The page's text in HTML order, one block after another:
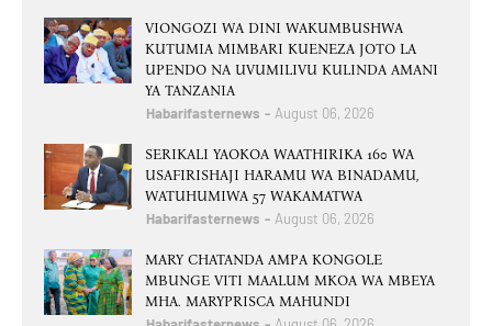
VIONGOZI WA DINI WAKUMBUSHWA
KUTUMIA MIMBARI KUENEZA JOTO LA
UPENDO NA UVUMILIVU KULINDA AMANI
YA TANZANIA
Habarifasternews August 06, 2026
SERIKALI YAOKOA WAATHIRIKA 160 WA
USAFIRISHAJI HARAMU WA BINADAMU,
WATUHUMIWA 57 WAKAMATWA
Habarifasternews August 06, 2026
MARY CHATANDA AMPA KONGOLE
MBUNGE VITI MAALUM MKOA WA MBEYA
MHA. MARYPRISCA MAHUNDI